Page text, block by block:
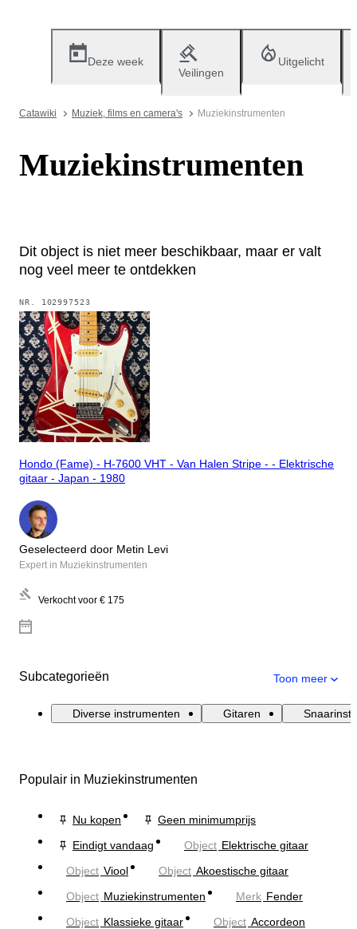
Deze week
Veilingen
Uitgelicht
Catawiki Muziek, films en camera's Muziekinstrumenten
Muziekinstrumenten
Dit object is niet meer beschikbaar, maar er valt
nog veel meer te ontdekken
NR. 102997523
Hondo (Fame) - H-7600 VHT - Van Halen Stripe - - Elektrische
gitaar - Japan - 1980
Geselecteerd door Metin Levi
Expert in Muziekinstrumenten
Verkocht voor € 175
Subcategorieën Toon meer
Diverse instrumenten Gitaren
Populair in Muziekinstrumenten
Nu kopen
Geen minimumprijs
Eindigt vandaag
Object Elektrische gitaar
Object Viool Object Akoestische gitaar
Object Muziekinstrumenten Merk Fender
Object Klassieke gitaar Object Accordeon